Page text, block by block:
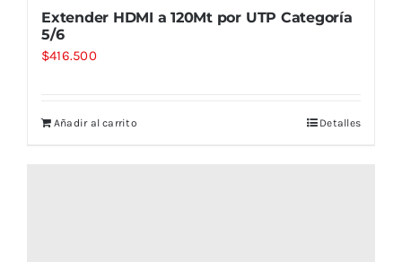
Extender HDMI a 120Mt por UTP Categoría
5/6
$416.500
Añadir al carrito Detalles